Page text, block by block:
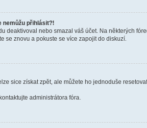
nemůžu přihlásit?!
deaktivoval nebo smazal váš účet. Na některých
se znovu a pokuste se více zapojit do diskuzí.
sice získat zpět, ale můžete ho jednoduše
administrátora fóra.